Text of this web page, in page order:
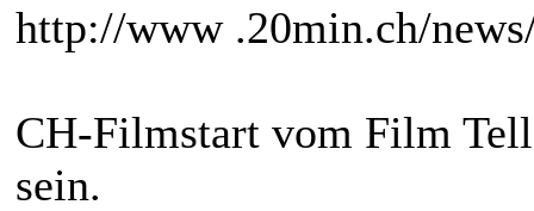
http://www .20min.ch/
CH-Filmstart vom Film
sein.